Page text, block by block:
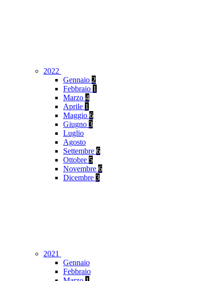
2022
Gennaio 2
Febbraio 1
Marzo 4
Aprile 1
Maggio 6
Giugno 3
Luglio
Agosto
Settembre 6
Ottobre 5
Novembre 6
Dicembre 3
2021
Gennaio
Febbraio